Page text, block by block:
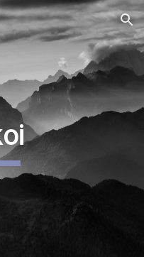
Skip to navigation